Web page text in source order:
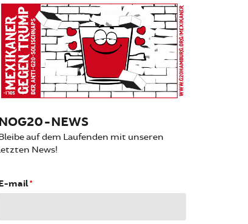
NEWS
auf dem Laufenden mit unseren
News!
mail*